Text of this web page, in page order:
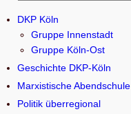
h
e
n
DKP Köln
Gruppe Innenstadt
Gruppe Köln-Ost
Geschichte DKP-Köln
Marxistische Abendschule
Politik überregional